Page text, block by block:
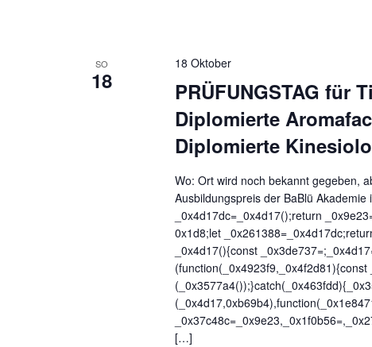
SO
18
18 Oktober
PRÜFUNGSTAG für
Diplomierte
Diplomierte
Wo: Ort wird noch bekannt gegeben,
Ausbildungspreis der BaBlü
_0x4d17dc=_0x4d17();return
0x1d8;let
_0x4d17(){const
[…]